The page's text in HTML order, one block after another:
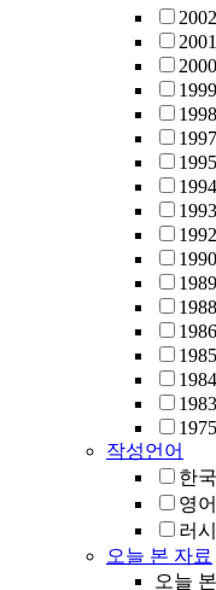
2002
2001
2000
1999
1998
1997
1995
1994
1993
1992
1990
1989
1988
1986
1985
1984
1983
1975
작성언어
한
영어
러
오늘 본 자료
오늘